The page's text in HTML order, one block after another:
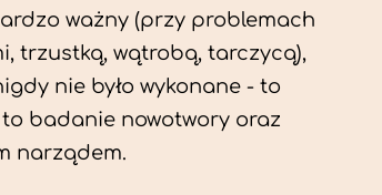
ważny (przy problemach
trzustką, wątrobą, tarczycą),
nie było wykonane - to
badanie nowotwory oraz
narządem.